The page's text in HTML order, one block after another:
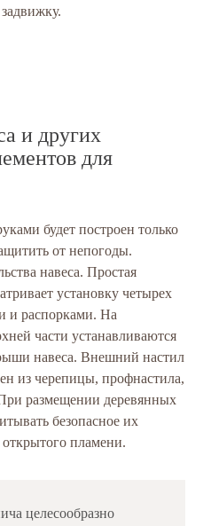
и других
для
будет построен только
от непогоды.
навеса. Простая
установку четырех
и распорками. На
части устанавливаются
навеса. Внешний настил
из черепицы, профнастила,
размещении деревянных
безопасное их
пламени.
целесообразно